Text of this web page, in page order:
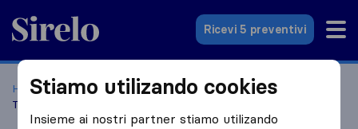
Sirelo.it
Ricevi 5 preventivi
Home Le 10 migliori aziende di traslochi in Italia
Traslochi Caracuta Angelo
Stiamo utilizando cookies
Insieme ai nostri partner stiamo utilizando